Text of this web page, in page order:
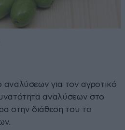
αναλύσεων για τον αγροτικό
αναλύσεων στο
στην διάθεση του το